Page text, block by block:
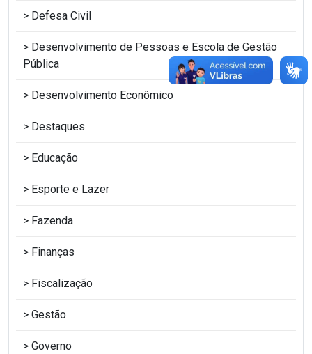
Defesa Civil
Desenvolvimento de Pessoas e Escola de Gestão
Pública
Desenvolvimento Econômico
Destaques
Educação
Esporte e Lazer
Fazenda
Finanças
Fiscalização
Gestão
Governo